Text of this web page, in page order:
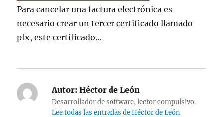
Para cancelar una factura electrónica es
necesario crear un tercer certificado llamado
pfx, este certificado…
Autor: Héctor de León
Desarrollador de software, lector compulsivo.
Lee todas las entradas de Héctor de León